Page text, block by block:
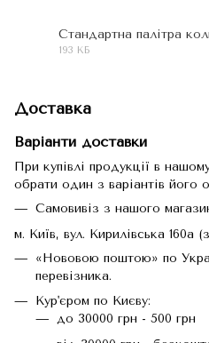
Стандартна палітра
193 КБ
Доставка
Варіанти доставки
При купівлі продукції в
обрати один з варіантів його
Самовивіз з нашого
м. Київ, вул. Кирилівська 160а
«Нововою поштою» по
перевізника.
Кур'єром по Києву:
до 30000 грн - 500 грн